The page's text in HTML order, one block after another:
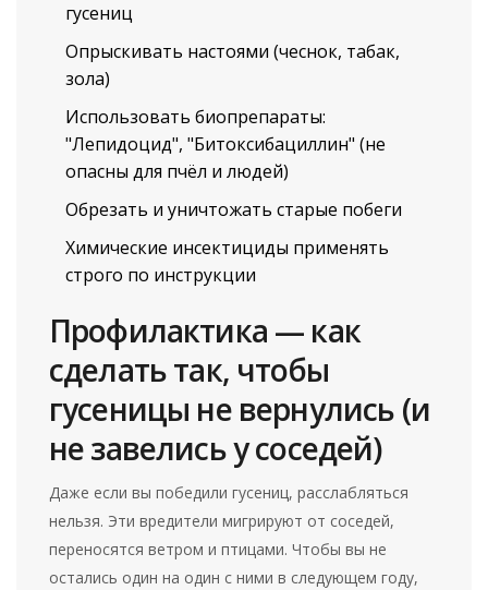
гусениц
Опрыскивать настоями (чеснок, табак,
зола)
Использовать биопрепараты:
"Лепидоцид", "Битоксибациллин" (не
опасны для пчёл и людей)
Обрезать и уничтожать старые побеги
Химические инсектициды применять
строго по инструкции
Профилактика — как
сделать так, чтобы
гусеницы не вернулись (и
не завелись у соседей)
Даже если вы победили гусениц, расслабляться
нельзя. Эти вредители мигрируют от соседей,
переносятся ветром и птицами. Чтобы вы не
остались один на один с ними в следующем году,